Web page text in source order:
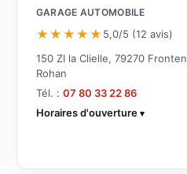
GARAGE AUTOMOBILE
★★★★★ 5,0/5 (12 avis)
150 ZI la Clielle, 79270
Rohan
Tél. : 07 80 33 22 86
Horaires d'ouverture